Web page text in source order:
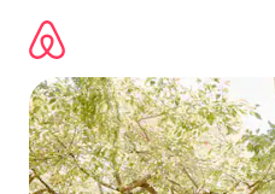
съдържанието